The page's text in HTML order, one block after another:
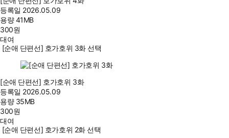
등록일 2026.05.09
용량41MB
300원
대여
[순애 단편선] 호가호위 3화 선택
[순애 단편선] 호가호위 3화
등록일 2026.05.09
용량 35MB
300원
대여
[순애 단편선] 호가호위 2화 선택